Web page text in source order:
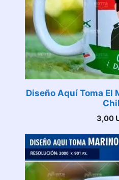
Diseño Aquí Toma El
3,00